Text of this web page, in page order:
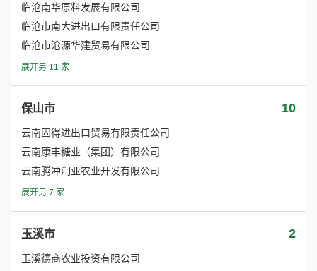
临沧南华原料发展有限公司
临沧市南大进出口有限责任公司
临沧市沧源华建贸易有限公司
展开另 11 家
保山市 10
云南固得进出口贸易有限责任公司
云南康丰糖业（集团）有限公司
云南腾冲润亚农业开发有限公司
展开另 7 家
玉溪市 2
玉溪德商农业投资有限公司